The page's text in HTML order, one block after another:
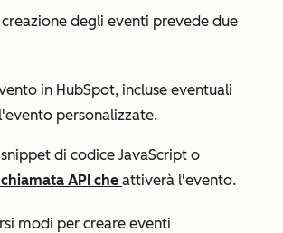
degli eventi prevede due
in HubSpot, incluse eventuali
personalizzate.
di codice JavaScript o
API che attiverà l'evento.
modi per creare eventi